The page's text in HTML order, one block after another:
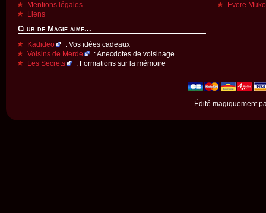
Mentions légales
Liens
Club de Magie aime...
Kadideo
: Vos idées cadeaux
Voisins de Merde
: Anecdotes de voisinage
Les Secrets
: Formations sur la mémoire
Evere
Édité magiquement